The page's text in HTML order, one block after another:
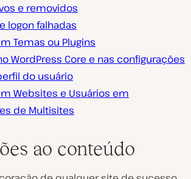
e removidos
logon falhadas
Temas ou Plugins
WordPress Core e nas configurações
do usuário
Websites e Usuários em
de Multisites
ao conteúdo